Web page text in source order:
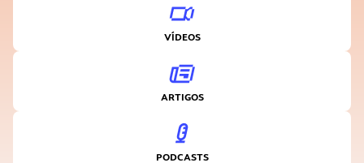
VÍDEOS
ARTIGOS
PODCASTS